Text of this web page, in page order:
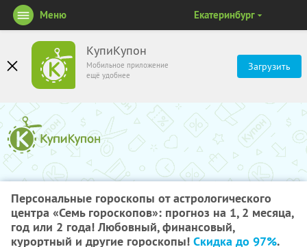
КупиКупон
Мобильное приложение
ещё удобнее
Загрузить
Меню Екатеринбург
Персональные гороскопы от астрологического
центра «Семь гороскопов»: прогноз на 1, 2 месяца,
год или 2 года! Любовный, финансовый,
курортный и другие гороскопы! Скидка до 97%.